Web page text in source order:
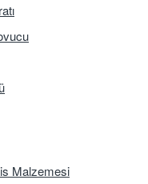
Malzemesi